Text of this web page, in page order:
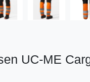
UC-ME